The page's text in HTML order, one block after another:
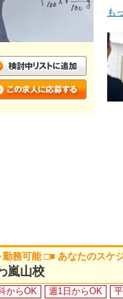
も
務可能 □■ あなたのスケ
嵐山校
からOK 週1日からOK